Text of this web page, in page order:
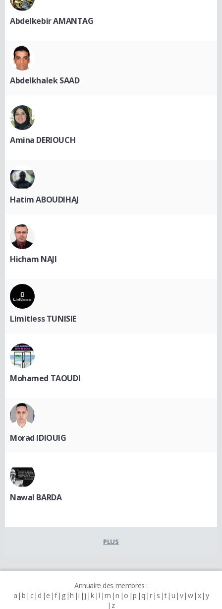
Abdelkebir AMANTAG
Abdelkhalek SAAD
Amina DERIOUCH
Hatim ABOUDIHAJ
Hicham NAJI
Limitless TUNISIE
Mohamed TAOUDI
Morad IDIOUIG
Nawal BARDA
PLUS
Annuaire des membres :
a b c d e f g h i j k l m n o p q r s t u v w x y
z